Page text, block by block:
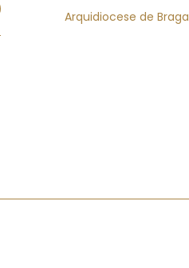
Arquidiocese de Braga